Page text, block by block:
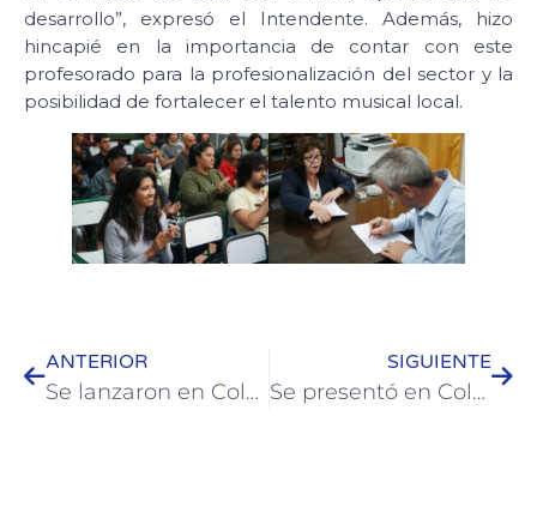
desarrollo”, expresó el Intendente. Además, hizo
hincapié en la importancia de contar con este
profesorado para la profesionalización del sector y la
posibilidad de fortalecer el talento musical local.
ANTERIOR
Se lanzaron en Colón los encuentros para discutir Proyecto de Reiterancia Delictiva
SIGUIENTE
Se presentó en Colón el Programa “Federalizando Mi Futuro”